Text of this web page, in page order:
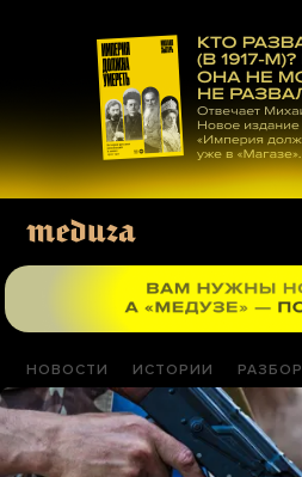
материалам
НОВОСТИ ИСТОРИИ РАЗБОР